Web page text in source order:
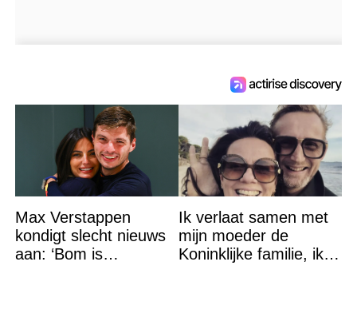
Max Verstappen
kondigt slecht nieuws
aan: ‘Bom is
Ik verlaat samen met
mijn moeder de
Koninklijke familie, ik